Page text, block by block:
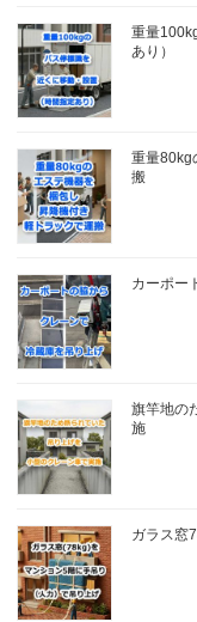
重量
あり）
重量80kg
搬
カーポー
旗竿地の
施
ガラス窓